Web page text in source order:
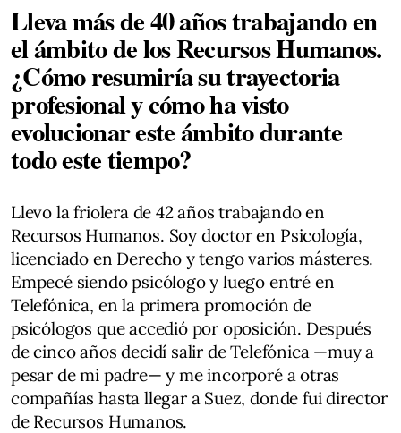
Lleva más de 40 años trabajando en
el ámbito de los Recursos Humanos.
¿Cómo resumiría su trayectoria
profesional y cómo ha visto
evolucionar este ámbito durante
todo este tiempo?
Llevo la friolera de 42 años trabajando en
Recursos Humanos. Soy doctor en Psicología,
licenciado en Derecho y tengo varios másteres.
Empecé siendo psicólogo y luego entré en
Telefónica, en la primera promoción de
psicólogos que accedió por oposición. Después
de cinco años decidí salir de Telefónica —muy a
pesar de mi padre— y me incorporé a otras
compañías hasta llegar a Suez, donde fui director
de Recursos Humanos.